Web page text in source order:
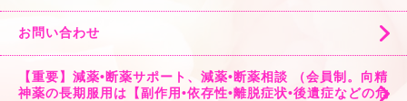
お問い合わせ
【重要】減薬•断薬サポート、減薬•断薬相談 （会員制。向精
神薬の長期服用は【副作用•依存性•離脱症状•後遺症などの危